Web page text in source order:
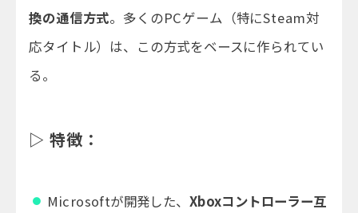
換の通信方式。多くのPCゲーム（特にSteam対
応タイトル）は、この方式をベースに作られてい
る。
▷ 特徴：
Microsoftが開発した、 Xboxコントローラー互